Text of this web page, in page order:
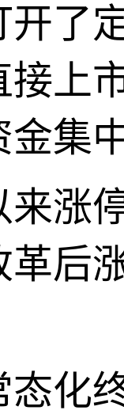
开了
接上
金集
涨
后
态化